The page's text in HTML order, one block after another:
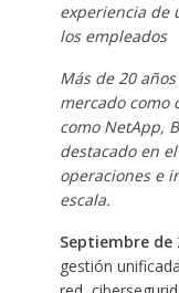
experiencia de
los empleados
Más de 20
mercado como
como NetApp,
destacado en
operaciones e
escala.
Septiembre de
gestión